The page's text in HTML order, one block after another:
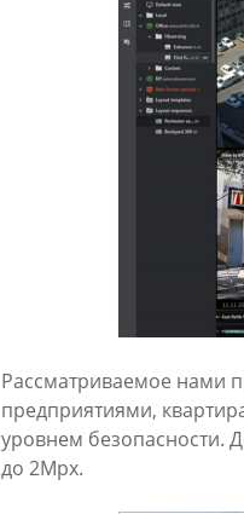
Рассматриваемое нами
предприятиями,
уровнем безопасности.
до 2Mpx.